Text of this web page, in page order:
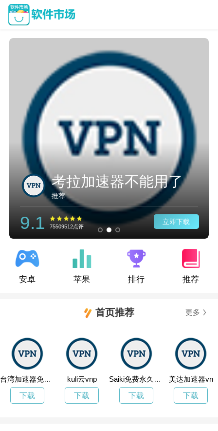
考拉加速器不能用了
推荐
9.1 75509512点评
立即下载
安卓 苹果 排行 推荐
首页推荐 更多
台湾加速器免费永久加速
下载
kuli云vnp
下载
Saiki免费永久加速
下载
美达加速器vn
下载